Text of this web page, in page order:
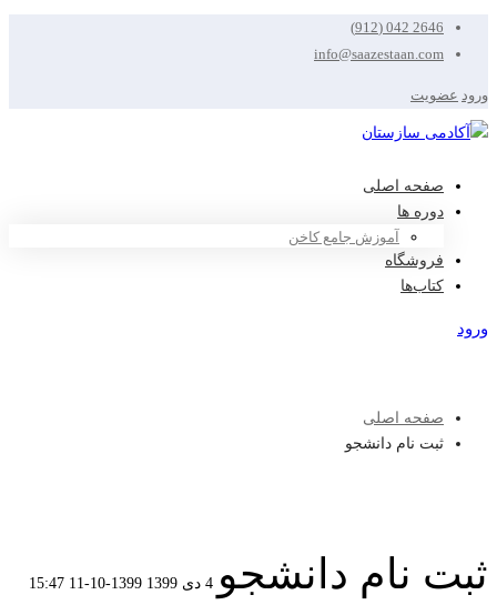
2646 042 (912)
info@saazestaan.com
ورود عضویت
صفحه اصلی
دوره ها
آموزش جامع کاخن
فروشگاه
کتاب‌ها
ورود
صفحه اصلی
ثبت نام دانشجو
ثبت نام دانشجو 4 دی 1399 1399-10-11 15:47